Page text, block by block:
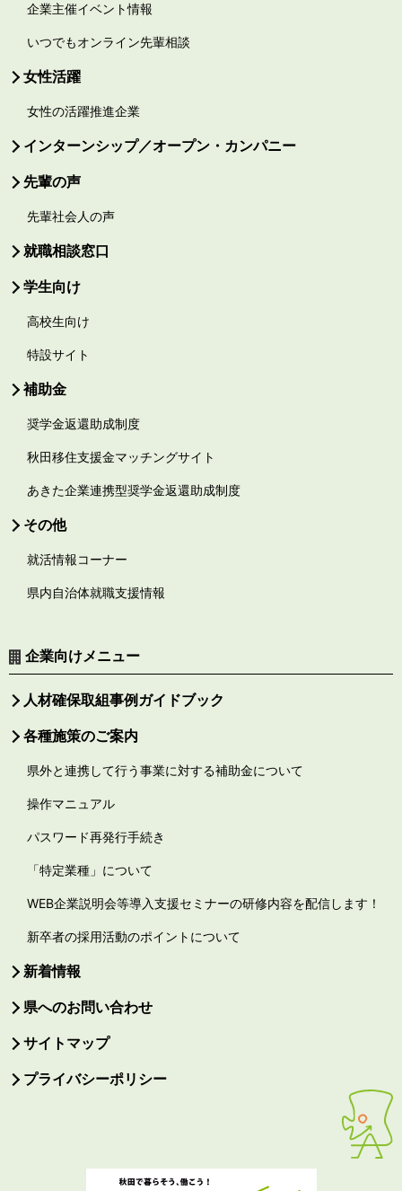
企業主催イベント情報
いつでもオンライン先輩相談
女性活躍
女性の活躍推進企業
インターンシップ／オープン・カンパニー
先輩の声
先輩社会人の声
就職相談窓口
学生向け
高校生向け
特設サイト
補助金
奨学金返還助成制度
秋田移住支援金マッチングサイト
あきた企業連携型奨学金返還助成制度
その他
就活情報コーナー
県内自治体就職支援情報
企業向けメニュー
人材確保取組事例ガイドブック
各種施策のご案内
県外と連携して行う事業に対する補助金について
操作マニュアル
パスワード再発行手続き
「特定業種」について
WEB企業説明会等導入支援セミナーの研修内容を配信します！
新卒者の採用活動のポイントについて
新着情報
県へのお問い合わせ
サイトマップ
プライバシーポリシー